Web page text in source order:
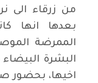
من زرقاء الى
بعدها انها
الممرضة
البشرة
اخيها، بحضور